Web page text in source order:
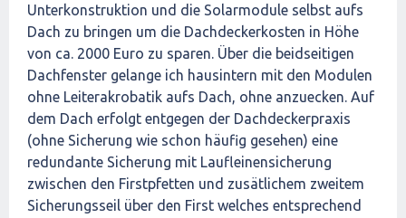
Unterkonstruktion und die Solarmodule selbst aufs
Dach zu bringen um die Dachdeckerkosten in Höhe
von ca. 2000 Euro zu sparen. Über die beidseitigen
Dachfenster gelange ich hausintern mit den Modulen
ohne Leiterakrobatik aufs Dach, ohne anzuecken. Auf
dem Dach erfolgt entgegen der Dachdeckerpraxis
(ohne Sicherung wie schon häufig gesehen) eine
redundante Sicherung mit Laufleinensicherung
zwischen den Firstpfetten und zusätlichem zweitem
Sicherungsseil über den First welches entsprechend